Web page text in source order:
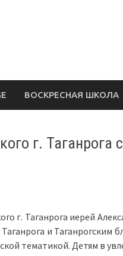
ВОСКРЕСНАЯ ШКОЛА
г.
г. Таганрога иерей
и Таганрогским
тематикой. Детям в